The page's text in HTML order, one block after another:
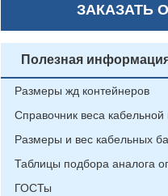
ЗАКАЗАТЬ
Полезная
Размеры жд контейнеров
Справочник веса кабельной
Размеры и вес кабельных
Таблицы подбора аналога
ГОСТы